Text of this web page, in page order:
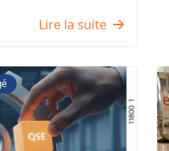
Lire la suite